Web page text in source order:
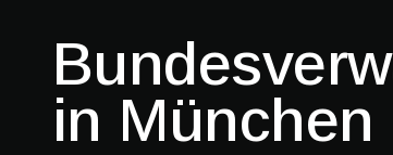
in München